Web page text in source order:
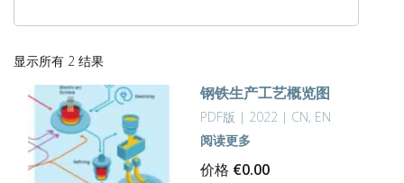
显示所有 2 结果按
新
容
排
序
钢铁生产工艺概览图
PDF版 | 2022 | CN, EN
阅读更多
价格 €0.00